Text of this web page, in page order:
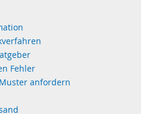
Fehler
anfordern